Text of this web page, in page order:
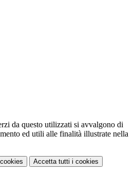
da questo utilizzati si avvalgono di
ed utili alle finalità illustrate nella
Accetta tutti i cookies